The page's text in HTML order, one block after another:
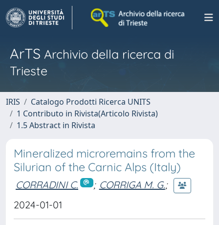
ArTS Archivio della ricerca di
Trieste
IRIS
Catalogo Prodotti Ricerca UNITS
1 Contributo in Rivista(Articolo Rivista)
1.5 Abstract in Rivista
Mineralized microremains from the
Silurian of the Carnic Alps (Italy)
CORRADINI C. ; CORRIGA M. G.;
2024-01-01